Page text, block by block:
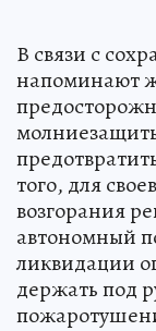
В связи с
напоминают
того, для
возгорания
автономный
ликвидации
держать под